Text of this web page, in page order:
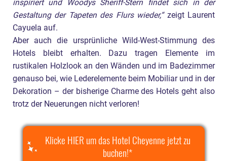
inspiriert und Woodys Sheriff-Stern findet sich in der
Gestaltung der Tapeten des Flurs wieder,“zeigt Laurent
Cayuela auf.
Aber auch die ursprünliche Wild-West-Stimmung des
Hotels bleibt erhalten. Dazu tragen Elemente im
rustikalen Holzlook an den Wänden und im Badezimmer
genauso bei, wie Lederelemente beim Mobiliar und in der
Dekoration – der bisherige Charme des Hotels geht also
trotz der Neuerungen nicht verloren!
Klicke HIER um das Hotel Cheyenne jetzt zu
buchen!